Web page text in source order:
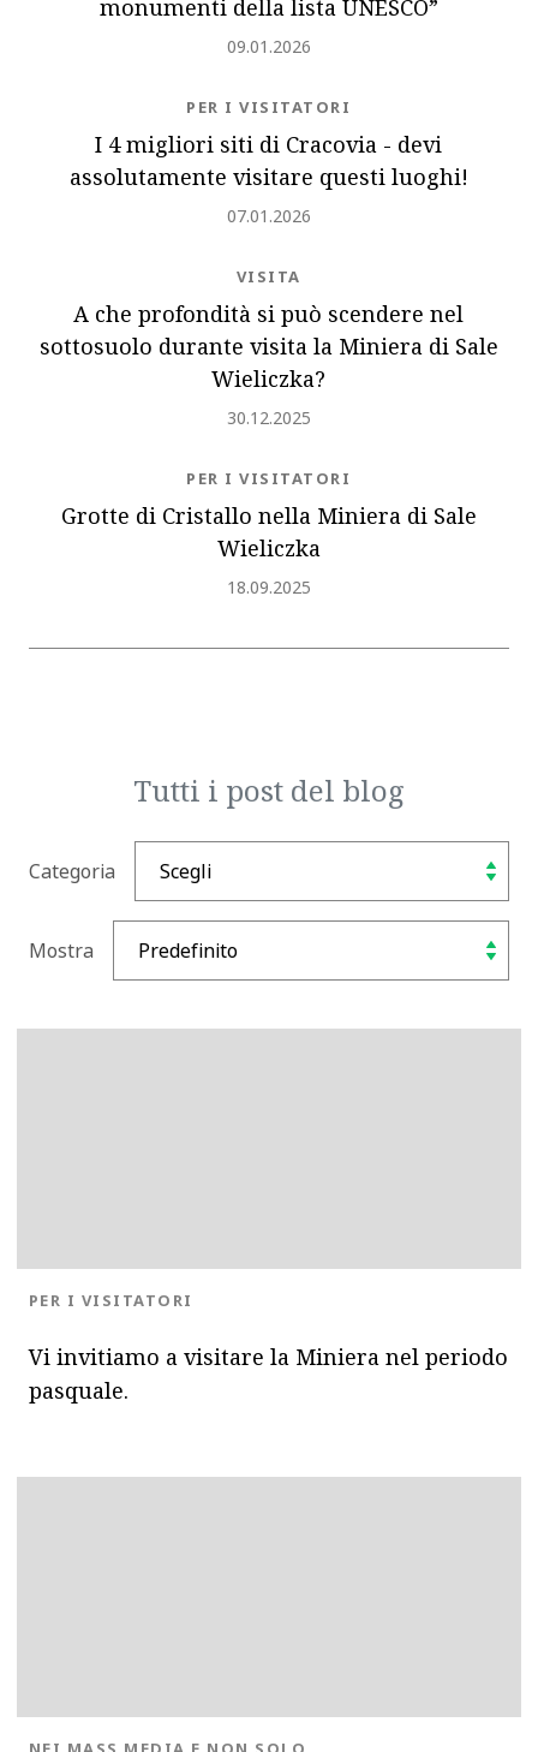
monumenti della lista UNESCO”
Inserito
09.01.2026
I 4 migliori siti di Cracovia - devi
assolutamente visitare questi luoghi!
NEWS.CATEGORY
PER I VISITATORI
Inserito
07.01.2026
A che profondità si può scendere nel
sottosuolo durante visita la Miniera di Sale
Wieliczka?
NEWS.CATEGORY
VISITA
Inserito
30.12.2025
Grotte di Cristallo nella Miniera di Sale
Wieliczka
NEWS.CATEGORY
PER I VISITATORI
Inserito
18.09.2025
Tutti i post del blog
Categoria
Mostra
Vi invitiamo a visitare la Miniera nel periodo
pasquale.
BLOG.CATEGORY
PER I VISITATORI